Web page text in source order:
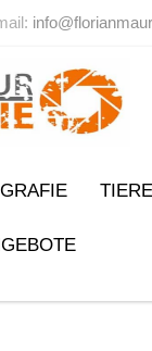
TIERE